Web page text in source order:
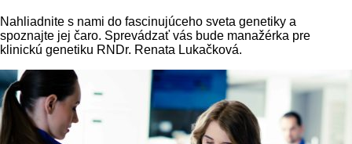
Nahliadnite s nami do fascinujúceho sveta genetiky a
spoznajte jej čaro. Sprevádzať vás bude manažérka pre
klinickú genetiku RNDr. Renata Lukačková.